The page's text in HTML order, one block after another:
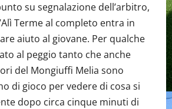
su segnalazione dell’arbitro,
Terme al completo entra in
aiuto al giovane. Per qualche
al peggio tanto che anche
del Mongiuffi Melia sono
di gioco per vedere di cosa si
dopo circa cinque minuti di